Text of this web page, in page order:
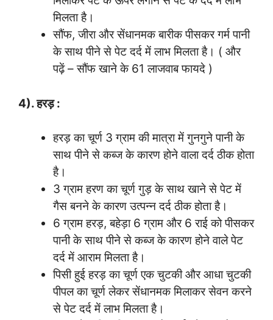
मिलता है।
सौंफ, जीरा और सेंधानमक बारीक पीसकर गर्म पानी
के साथ पीने से पेट दर्द में लाभ मिलता है। ( और
पढ़ें – सौंफ खाने के 61 लाजवाब फायदे )
4). हरड़ :
हरड़ का चूर्ण 3 ग्राम की मात्रा में गुनगुने पानी के
साथ पीने से कब्ज के कारण होने वाला दर्द ठीक होता
है।
3 ग्राम हरण का चूर्ण गुड़ के साथ खाने से पेट में
गैस बनने के कारण उत्पन्न दर्द ठीक होता है।
6 ग्राम हरड़, बहेड़ा 6 ग्राम और 6 राई को पीसकर
पानी के साथ पीने से कब्ज के कारण होने वाले पेट
दर्द में आराम मिलता है।
पिसी हुई हरड़ का चूर्ण एक चुटकी और आधा चुटकी
पीपल का चूर्ण लेकर सेंधानमक मिलाकर सेवन करने
से पेट दर्द में लाभ मिलता है।